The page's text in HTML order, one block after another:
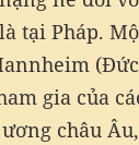
tại Pháp.
gia của
châu